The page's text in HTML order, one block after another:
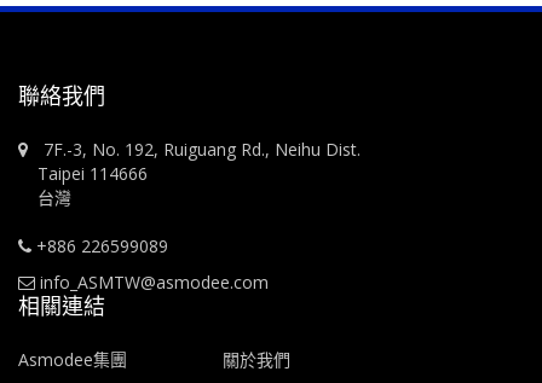
聯絡我們
7F.-3, No. 192, Ruiguang Rd., Neihu Dist.
Taipei 114666
台灣
+886 226599089
info_ASMTW@asmodee.com
相關連結
Asmodee集團 關於我們